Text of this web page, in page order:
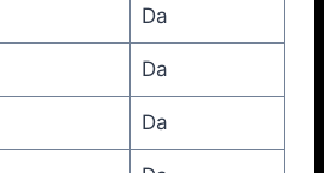
Da
Da
Da